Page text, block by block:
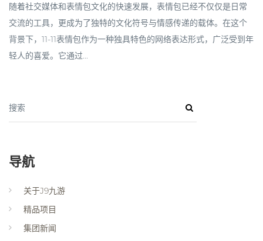
随着社交媒体和表情包文化的快速发展，表情包已经不仅仅是日常
交流的工具，更成为了独特的文化符号与情感传递的载体。在这个
背景下，11-11表情包作为一种独具特色的网络表达形式，广泛受到年
轻人的喜爱。它通过...
搜索
导航
关于J9九游
精品项目
集团新闻